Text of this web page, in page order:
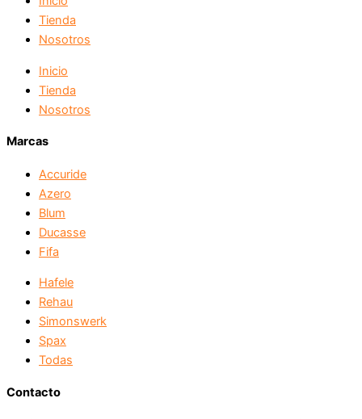
Tienda
Nosotros
Inicio
Tienda
Nosotros
Marcas
Accuride
Azero
Blum
Ducasse
Fifa
Hafele
Rehau
Simonswerk
Spax
Todas
Contacto